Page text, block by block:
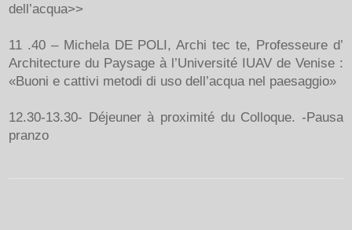
dell’acqua>>
11 .40 – Michela DE POLI, Archi tec te, Professeure d’
Architecture du Paysage à l’Université IUAV de Venise :
«Buoni e cattivi metodi di uso dell’acqua nel paesaggio»
12.30-13.30- Déjeuner à proximité du Colloque. -Pausa
pranzo